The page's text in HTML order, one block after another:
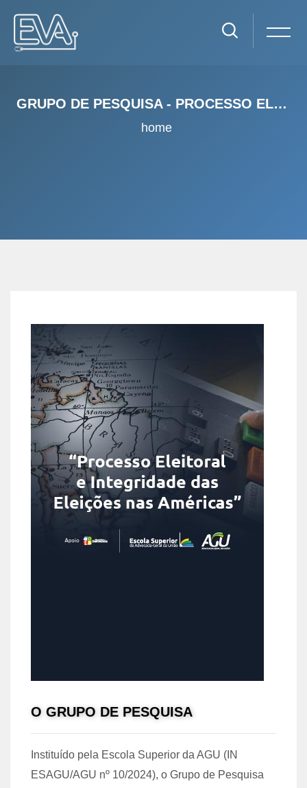
GRUPO DE PESQUISA - PROCESSO ELEITORAL E INTEGRIDADE DAS ELEIÇÕES NAS AMÉRICAS
home
O GRUPO DE PESQUISA
Instituído pela Escola Superior da AGU (IN
ESAGU/AGU nº 10/2024), o Grupo de Pesquisa